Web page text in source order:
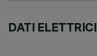
DATI ELETTRICI